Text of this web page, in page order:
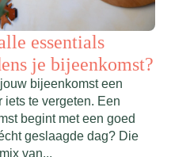
essentials
je bijeenkomst?
bijeenkomst een
iets te vergeten. Een
begint met een goed
geslaagde dag? Die
van...